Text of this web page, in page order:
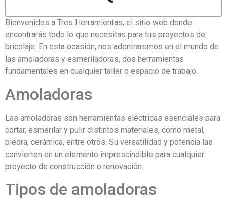
Bienvenidos a Tres Herramientas, el sitio web donde
encontrarás todo lo que necesitas para tus proyectos de
bricolaje. En esta ocasión, nos adentraremos en el mundo de
las amoladoras y esmeriladoras, dos herramientas
fundamentales en cualquier taller o espacio de trabajo.
Amoladoras
Las amoladoras son herramientas eléctricas esenciales para
cortar, esmerilar y pulir distintos materiales, como metal,
piedra, cerámica, entre otros. Su versatilidad y potencia las
convierten en un elemento imprescindible para cualquier
proyecto de construcción o renovación.
Tipos de amoladoras